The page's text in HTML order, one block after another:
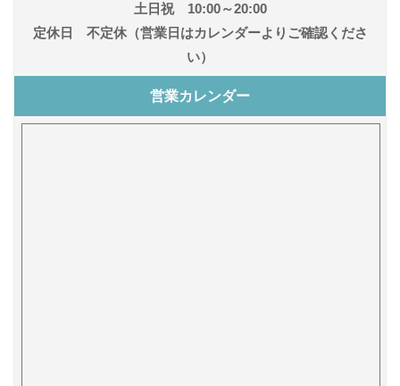
土日祝 10:00～20:00
定休日 不定休（営業日はカレンダーよりご確認くださ
い）
営業カレンダー